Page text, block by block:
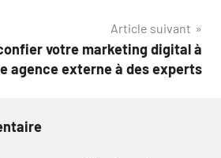
Article suivant
votre marketing digital à
agence externe à des experts